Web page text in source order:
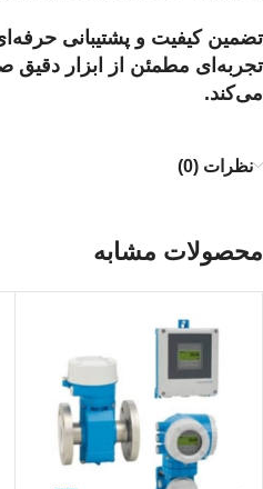
تضمین کیفیت و پشتیبانی
تجربه‌ای مطمئن از ابزار دقیق
می‌کند.
نظرات (0)
محصولات مشابه